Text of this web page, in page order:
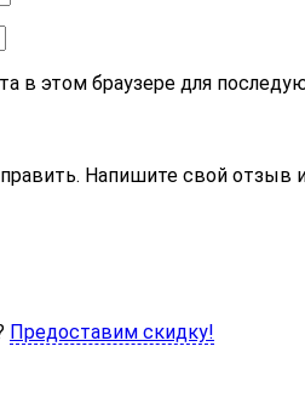
в этом браузере для
Напишите свой отзыв
Предоставим скидку!